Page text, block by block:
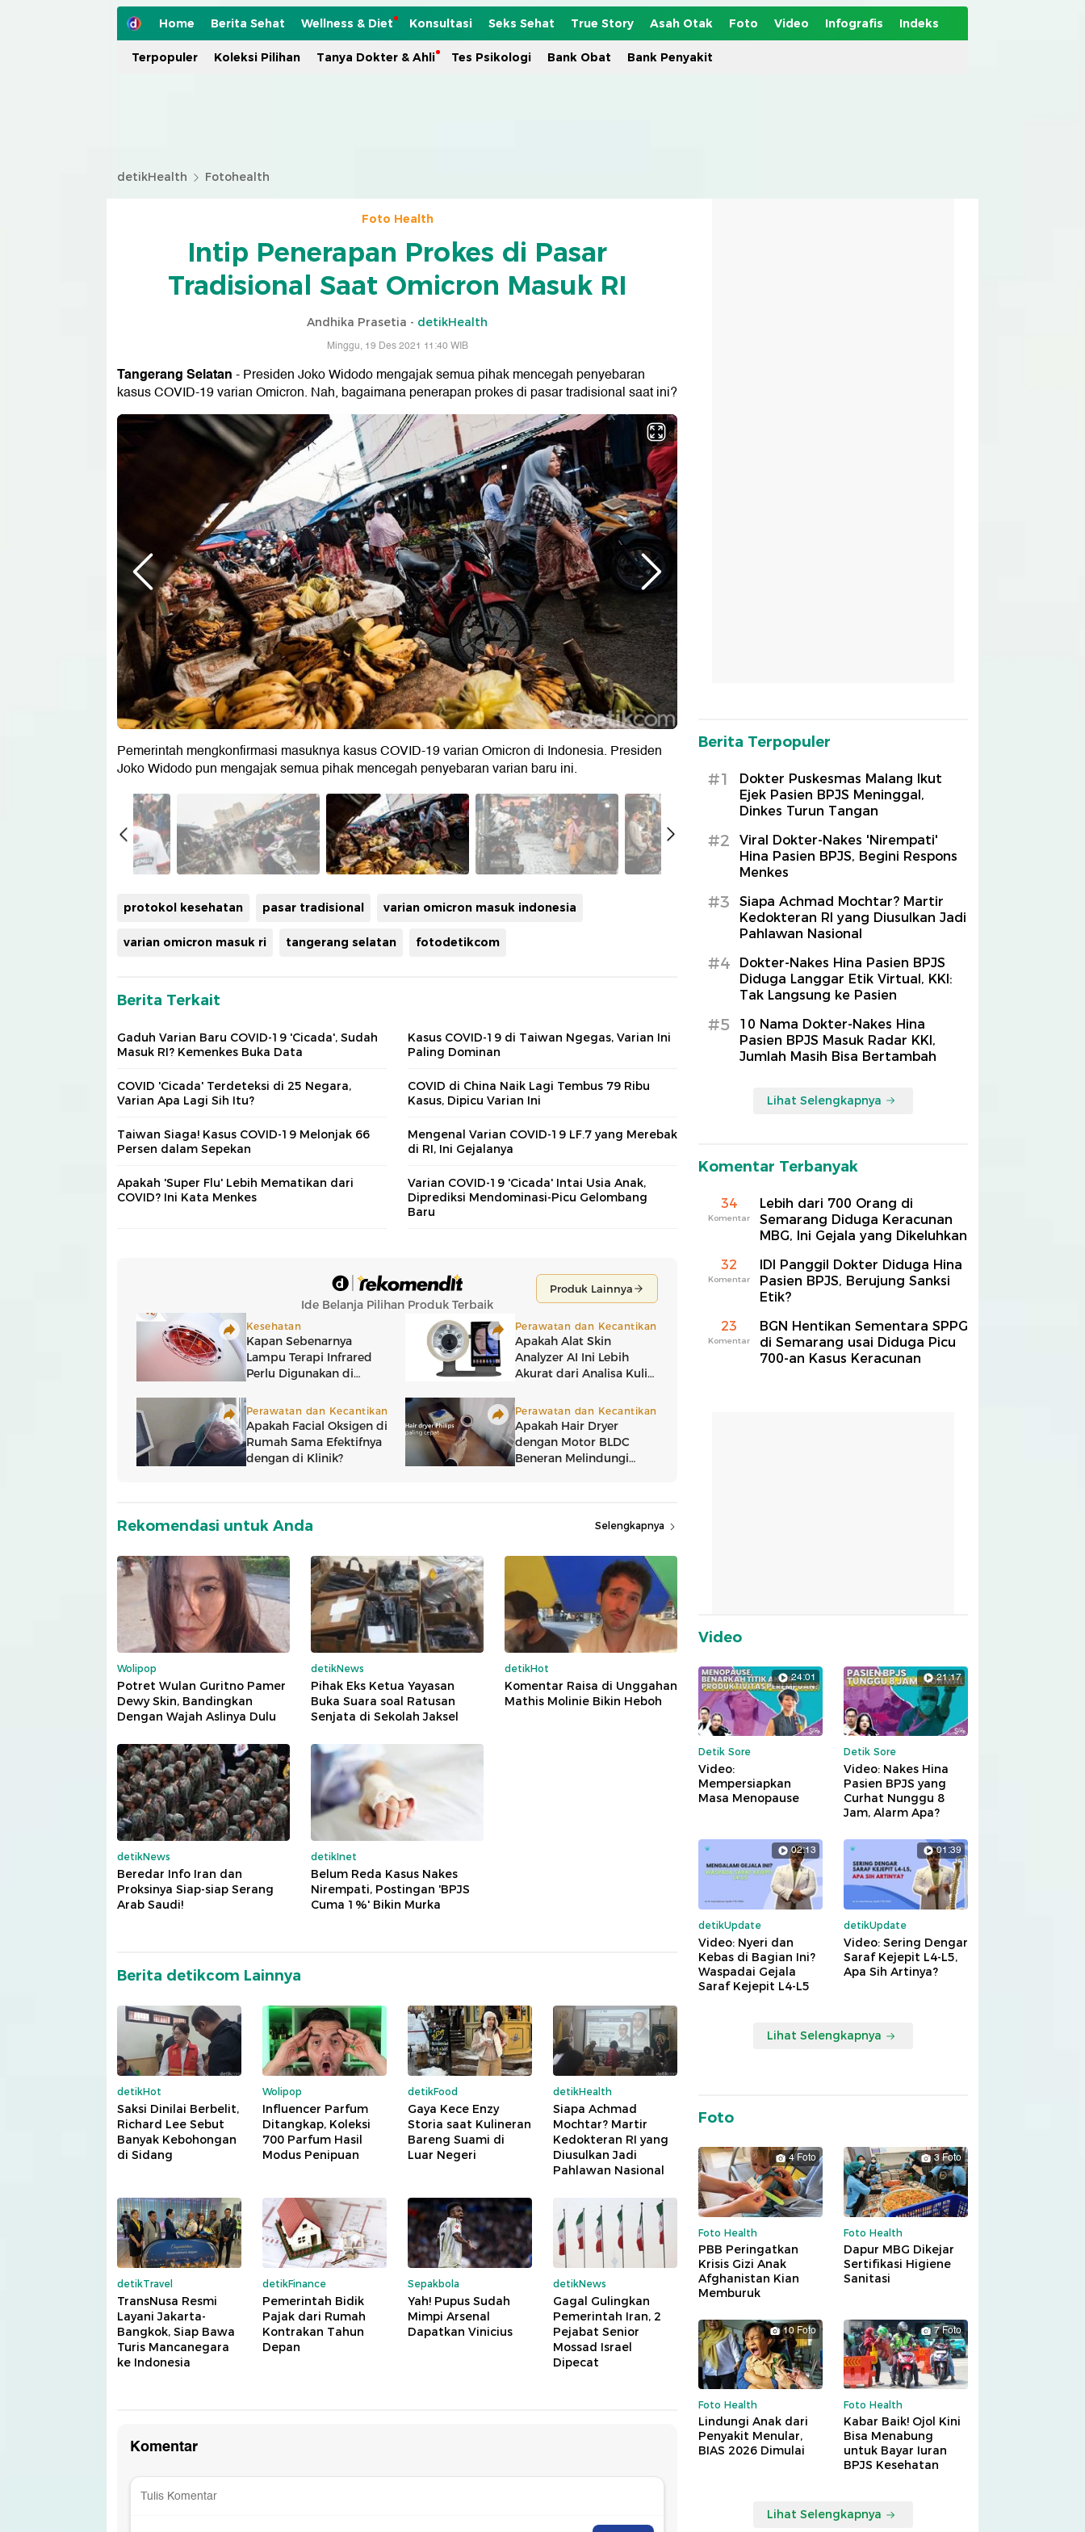
Home Berita Sehat Wellness & Diet Konsultasi Seks Sehat True Story Asah Otak Foto Video Infografis Indeks
Terpopuler Koleksi Pilihan Tanya Dokter & Ahli Tes Psikologi Bank Obat Bank Penyakit
detikHealth Fotohealth
Foto Health
Intip Penerapan Prokes di Pasar
Tradisional Saat Omicron Masuk RI
Andhika Prasetia - detikHealth
Minggu, 19 Des 2021 11:40 WIB
Tangerang Selatan- Presiden Joko Widodo mengajak semua pihak mencegah penyebaran
kasus COVID-19 varian Omicron. Nah, bagaimana penerapan prokes di pasar tradisional saat ini?
Pemerintah mengkonfirmasi masuknya kasus COVID-19 varian Omicron di Indonesia. Presiden
Joko Widodo pun mengajak semua pihak mencegah penyebaran varian baru ini.
protokol kesehatan pasar tradisional varian omicron masuk indonesia
varian omicron masuk ri tangerang selatan fotodetikcom
Berita Terkait
Gaduh Varian Baru COVID-19 'Cicada', Sudah
Masuk RI? Kemenkes Buka Data
Kasus COVID-19 di Taiwan Ngegas, Varian Ini
Paling Dominan
COVID 'Cicada' Terdeteksi di 25 Negara,
Varian Apa Lagi Sih Itu?
COVID di China Naik Lagi Tembus 79 Ribu
Kasus, Dipicu Varian Ini
Taiwan Siaga! Kasus COVID-19 Melonjak 66
Persen dalam Sepekan
Mengenal Varian COVID-19 LF.7 yang Merebak
di RI, Ini Gejalanya
Apakah 'Super Flu' Lebih Mematikan dari
COVID? Ini Kata Menkes
Varian COVID-19 'Cicada' Intai Usia Anak,
Diprediksi Mendominasi-Picu Gelombang
Baru
Rekomendasi untuk Anda Selengkapnya
Wolipop
Potret Wulan Guritno Pamer
Dewy Skin, Bandingkan
Dengan Wajah Aslinya Dulu
detikNews
Pihak Eks Ketua Yayasan
Buka Suara soal Ratusan
Senjata di Sekolah Jaksel
detikHot
Komentar Raisa di Unggahan
Mathis Molinie Bikin Heboh
detikNews
Beredar Info Iran dan
Proksinya Siap-siap Serang
Arab Saudi!
detikInet
Belum Reda Kasus Nakes
Nirempati, Postingan 'BPJS
Cuma 1%' Bikin Murka
Berita detikcom Lainnya
detikHot
Saksi Dinilai Berbelit,
Richard Lee Sebut
Banyak Kebohongan
di Sidang
Wolipop
Influencer Parfum
Ditangkap, Koleksi
700 Parfum Hasil
Modus Penipuan
detikFood
Gaya Kece Enzy
Storia saat Kulineran
Bareng Suami di
Luar Negeri
detikHealth
Siapa Achmad
Mochtar? Martir
Kedokteran RI yang
Diusulkan Jadi
Pahlawan Nasional
detikTravel
TransNusa Resmi
Layani Jakarta-
Bangkok, Siap Bawa
Turis Mancanegara
ke Indonesia
detikFinance
Pemerintah Bidik
Pajak dari Rumah
Kontrakan Tahun
Depan
Sepakbola
Yah! Pupus Sudah
Mimpi Arsenal
Dapatkan Vinicius
detikNews
Gagal Gulingkan
Pemerintah Iran, 2
Pejabat Senior
Mossad Israel
Dipecat
Berita Terpopuler
#1
Dokter Puskesmas Malang Ikut
Ejek Pasien BPJS Meninggal,
Dinkes Turun Tangan
#2
Viral Dokter-Nakes 'Nirempati'
Hina Pasien BPJS, Begini Respons
Menkes
#3
Siapa Achmad Mochtar? Martir
Kedokteran RI yang Diusulkan Jadi
Pahlawan Nasional
#4
Dokter-Nakes Hina Pasien BPJS
Diduga Langgar Etik Virtual, KKI:
Tak Langsung ke Pasien
#5
10 Nama Dokter-Nakes Hina
Pasien BPJS Masuk Radar KKI,
Jumlah Masih Bisa Bertambah
Lihat Selengkapnya
Komentar Terbanyak
34
Komentar
Lebih dari 700 Orang di
Semarang Diduga Keracunan
MBG, Ini Gejala yang Dikeluhkan
32
Komentar
IDI Panggil Dokter Diduga Hina
Pasien BPJS, Berujung Sanksi
Etik?
23
Komentar
BGN Hentikan Sementara SPPG
di Semarang usai Diduga Picu
700-an Kasus Keracunan
Video
24:01
Detik Sore
Video:
Mempersiapkan
Masa Menopause
21:17
Detik Sore
Video: Nakes Hina
Pasien BPJS yang
Curhat Nunggu 8
Jam, Alarm Apa?
02:13
detikUpdate
Video: Nyeri dan
Kebas di Bagian Ini?
Waspadai Gejala
Saraf Kejepit L4-L5
01:39
detikUpdate
Video: Sering Dengar
Saraf Kejepit L4-L5,
Apa Sih Artinya?
Lihat Selengkapnya
Foto
4 Foto
Foto Health
PBB Peringatkan
Krisis Gizi Anak
Afghanistan Kian
Memburuk
3 Foto
Foto Health
Dapur MBG Dikejar
Sertifikasi Higiene
Sanitasi
10 Foto
Foto Health
Lindungi Anak dari
Penyakit Menular,
BIAS 2026 Dimulai
7 Foto
Foto Health
Kabar Baik! Ojol Kini
Bisa Menabung
untuk Bayar Iuran
BPJS Kesehatan
Lihat Selengkapnya